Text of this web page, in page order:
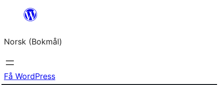
Hopp
innhold
Norsk (Bokmål)
Få WordPress